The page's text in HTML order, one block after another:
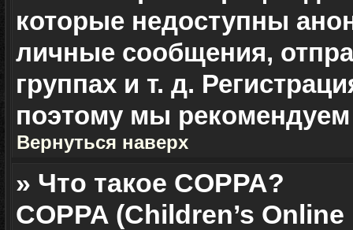
которые недоступны
личные сообщения,
группах и т. д.
поэтому мы рекомендуем
Вернуться наверх
» Что такое COPPA?
COPPA (Children’s